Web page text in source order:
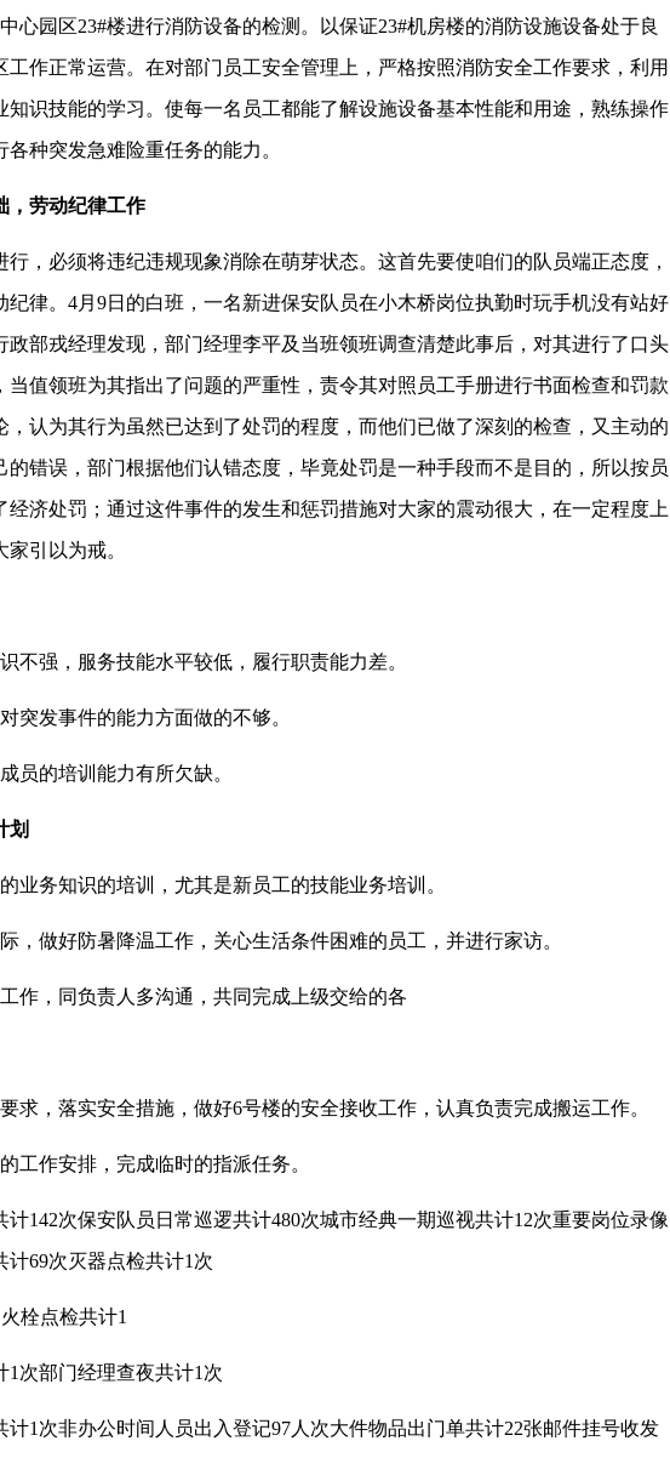
心园区23#楼进行消防设备的检测。以保证23#机房楼的消防设施设备处于良
工作正常运营。在对部门员工安全管理上，严格按照消防安全工作要求，利用
知识技能的学习。使每一名员工都能了解设施设备基本性能和用途，熟练操作
种突发急难险重任务的能力。
劳动纪律工作
必须将违纪违规现象消除在萌芽状态。这首先要使咱们的队员端正态度，
纪律。4月9日的白班，一名新进保安队员在小木桥岗位执勤时玩手机没有站好
政部戎经理发现，部门经理李平及当班领班调查清楚此事后，对其进行了口头
当值领班为其指出了问题的严重性，责令其对照员工手册进行书面检查和罚款
，认为其行为虽然已达到了处罚的程度，而他们已做了深刻的检查，又主动的
的错误，部门根据他们认错态度，毕竟处罚是一种手段而不是目的，所以按员
经济处罚；通过这件事件的发生和惩罚措施对大家的震动很大，在一定程度上
引以为戒。
强，服务技能水平较低，履行职责能力差。
发事件的能力方面做的不够。
的培训能力有所欠缺。
划
务知识的培训，尤其是新员工的技能业务培训。
做好防暑降温工作，关心生活条件困难的员工，并进行家访。
，同负责人多沟通，共同完成上级交给的各
，落实安全措施，做好6号楼的安全接收工作，认真负责完成搬运工作。
作安排，完成临时的指派任务。
次保安队员日常巡逻共计480次城市经典一期巡视共计12次重要岗位录像
计69次灭器点检共计1次
栓点检共计1
部门经理查夜共计1次
次非办公时间人员出入登记97人次大件物品出门单共计22张邮件挂号收发